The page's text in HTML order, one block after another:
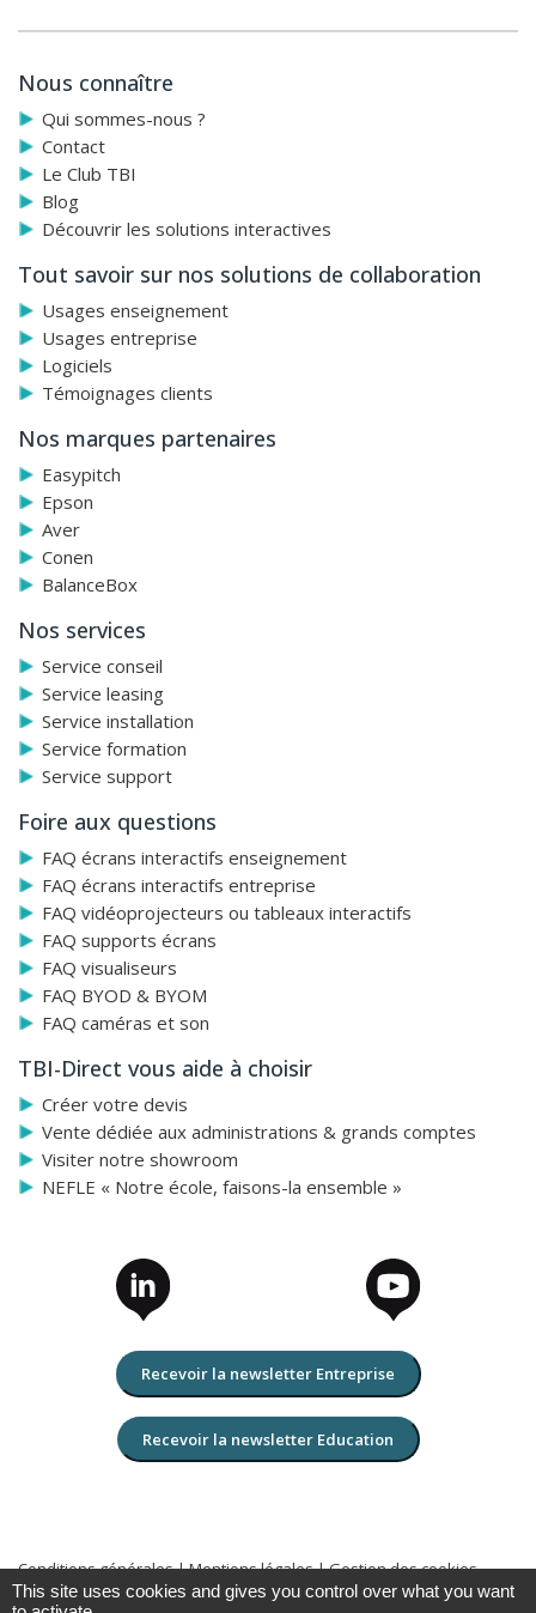
câble USB-A et vous connecter à votre tablette ou
smartphone via un couplage sans fil Bluetooth.
Vous pouvez utiliser votre PC ou votre smartphone, ou les
deux, pour profiter de la réunion de la manière qui vous
convient le mieux. Le système d'appariement est conçu
pour faciliter votre travail et accélérer le début de la
Nous connaître
Qui sommes-nous ?
Contact
Le Club TBI
Blog
Découvrir les solutions interactives
Tout savoir sur nos solutions de collaboration
Usages enseignement
Usages entreprise
Logiciels
Témoignages clients
Nos marques partenaires
Easypitch
Epson
Aver
Conen
BalanceBox
Nos services
Service conseil
Service leasing
Service installation
Service formation
Service support
Foire aux questions
FAQ écrans interactifs enseignement
FAQ écrans interactifs entreprise
FAQ vidéoprojecteurs ou tableaux interactifs
FAQ supports écrans
FAQ visualiseurs
FAQ BYOD & BYOM
FAQ caméras et son
TBI-Direct vous aide à choisir
Créer votre devis
Vente dédiée aux administrations & grands comptes
Visiter notre showroom
NEFLE « Notre école, faisons-la ensemble »
Recevoir la newsletter Entreprise
Recevoir la newsletter Education
Conditions générales|Mentions légales|Gestion des cookies
Copyright 2026 TBI-Direct Tous droits réservés
This site uses cookies and gives you control over what you want